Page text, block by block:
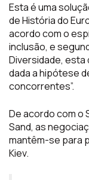
Esta é uma
de História do
acordo com o
inclusão, e
Diversidade, esta
dada a hipótese
concorrentes”.
De acordo com o
Sand, as
mantêm-se para
Kiev.